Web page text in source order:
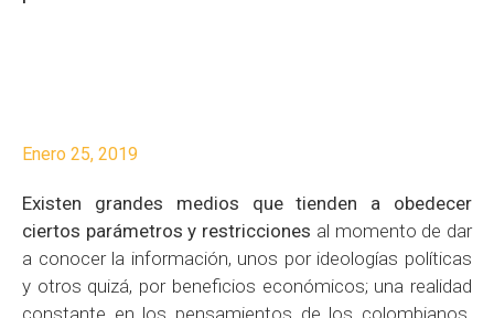
Enero 25, 2019
Existen grandes medios que tienden a obedecer
ciertos parámetros y restricciones al momento de dar
a conocer la información, unos por ideologías políticas
y otros quizá, por beneficios económicos; una realidad
constante en los pensamientos de los colombianos.